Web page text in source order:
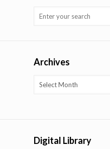
Archives
Archives
Digital Library